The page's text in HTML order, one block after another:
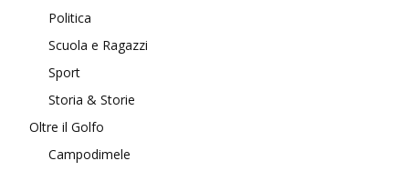
Politica
Scuola e Ragazzi
Sport
Storia & Storie
Oltre il Golfo
Campodimele